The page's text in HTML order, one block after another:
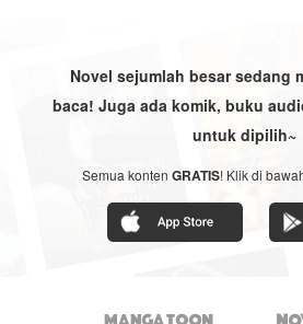
Novel sejumlah besar sedang
baca! Juga ada komik, buku
untuk dipilih~
Semua konten GRATIS! Klik di